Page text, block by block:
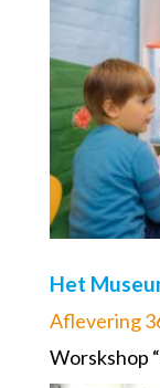
Het
Aflevering
Worskshop